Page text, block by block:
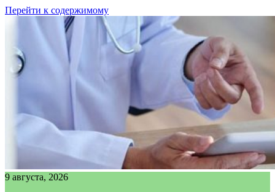
Перейти к содержимому
9 августа, 2026